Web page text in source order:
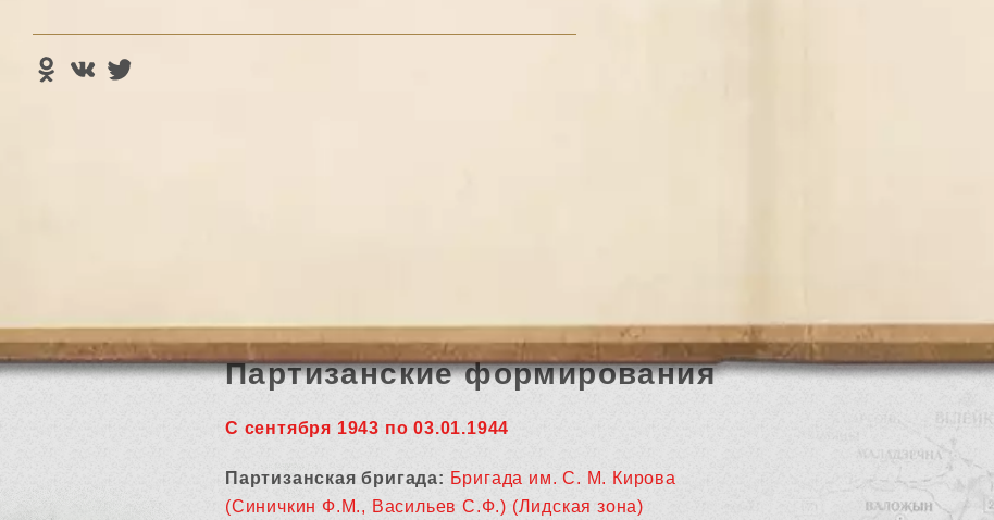
Партизанские формирования
С сентября 1943 по 03.01.1944
Партизанская бригада: Бригада им. С. М. Кирова
(Синичкин Ф.М., Васильев С.Ф.) (Лидская зона)